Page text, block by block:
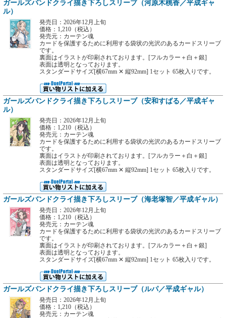
ガールズバンドクライ描き下ろしスリーブ（河原木桃香／平成ギャ
ル）
発売日：2026年12月上旬
価格：1,210（税込）
発売元：カーテン魂
カードを保護するために利用する袋状の光沢のあるカードスリーブ
です。
裏面はイラストが印刷されております。[フルカラー＋白＋銀]
表面は透明となっております。
スタンダードサイズ[横67mm ✕ 縦92mm] 1セット 65枚入りです。
ガールズバンドクライ描き下ろしスリーブ（安和すばる／平成ギャ
ル）
発売日：2026年12月上旬
価格：1,210（税込）
発売元：カーテン魂
カードを保護するために利用する袋状の光沢のあるカードスリーブ
です。
裏面はイラストが印刷されております。[フルカラー＋白＋銀]
表面は透明となっております。
スタンダードサイズ[横67mm ✕ 縦92mm] 1セット 65枚入りです。
ガールズバンドクライ描き下ろしスリーブ（海老塚智／平成ギャル）
発売日：2026年12月上旬
価格：1,210（税込）
発売元：カーテン魂
カードを保護するために利用する袋状の光沢のあるカードスリーブ
です。
裏面はイラストが印刷されております。[フルカラー＋白＋銀]
表面は透明となっております。
スタンダードサイズ[横67mm ✕ 縦92mm] 1セット 65枚入りです。
ガールズバンドクライ描き下ろしスリーブ（ルパ／平成ギャル）
発売日：2026年12月上旬
価格：1,210（税込）
発売元：カーテン魂